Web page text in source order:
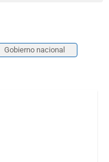
Gobierno nacional